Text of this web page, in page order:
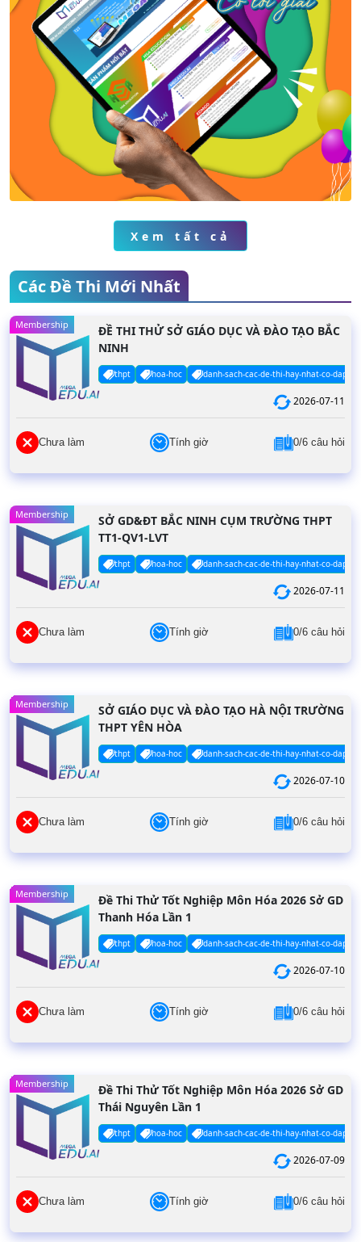
chi tiết Xem chi tiết Xem
Xem tất cả
Các Đề Thi Mới Nhất
Membership
ĐỀ THI THỬ SỞ GIÁO DỤC VÀ ĐÀO TẠO BẮC
NINH
thpt hoa-hoc danh-sach-cac-de-thi-hay-nhat-co-dap-an
2026-07-11
Chưa làm Tính giờ 0/6 câu hỏi
Membership
SỞ GD&ĐT BẮC NINH CỤM TRƯỜNG THPT
TT1-QV1-LVT
thpt hoa-hoc danh-sach-cac-de-thi-hay-nhat-co-dap-an
2026-07-11
Chưa làm Tính giờ 0/6 câu hỏi
Membership
SỞ GIÁO DỤC VÀ ĐÀO TẠO HÀ NỘI TRƯỜNG
THPT YÊN HÒA
thpt hoa-hoc danh-sach-cac-de-thi-hay-nhat-co-dap-an
2026-07-10
Chưa làm Tính giờ 0/6 câu hỏi
Membership
Đề Thi Thử Tốt Nghiệp Môn Hóa 2026 Sở GD
Thanh Hóa Lần 1
thpt hoa-hoc danh-sach-cac-de-thi-hay-nhat-co-dap-an
2026-07-10
Chưa làm Tính giờ 0/6 câu hỏi
Membership
Đề Thi Thử Tốt Nghiệp Môn Hóa 2026 Sở GD
Thái Nguyên Lần 1
thpt hoa-hoc danh-sach-cac-de-thi-hay-nhat-co-dap-an
2026-07-09
Chưa làm Tính giờ 0/6 câu hỏi